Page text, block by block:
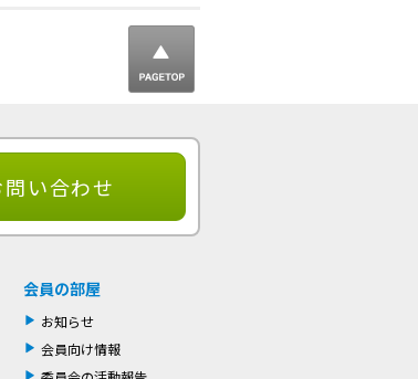
問い合わせ
会員の部屋
お知らせ
会員向け情報